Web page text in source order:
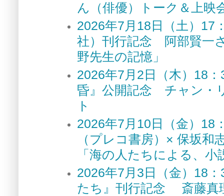
ん（俳優）トーク＆上
2026年7月18日（土）17
社）刊行記念 阿部賢一
野先生の記憶」
2026年7月2日（木）18
昏』公開記念 チャン・
ト
2026年7月10日（金）
（プレコ書房）× 保坂
「海の人たちによる、
2026年7月3日（金）18
たち』刊行記念 斎藤真